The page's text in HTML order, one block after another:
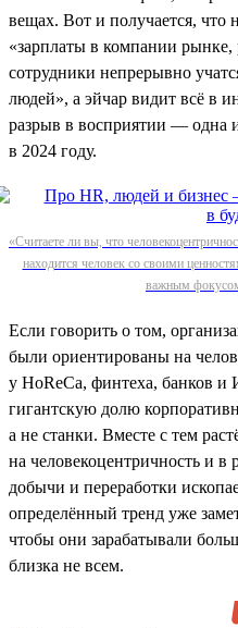
вещах. Вот и получается, что
«зарплаты в компании
сотрудники непрерывно
людей», а эйчар видит всё в
разрыв в восприятии — одна
в 2024 году.
«Считаете ли вы, что
находится человек со своими
важным
Если говорить о том,
были ориентированы на
у HoReCa, финтеха, банков и
гигантскую долю
а не станки. Вместе с тем
на человекоцентричность и в
добычи и переработки
определённый тренд уже
чтобы они зарабатывали
близка не всем.